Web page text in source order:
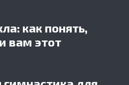
как понять,
вам этот